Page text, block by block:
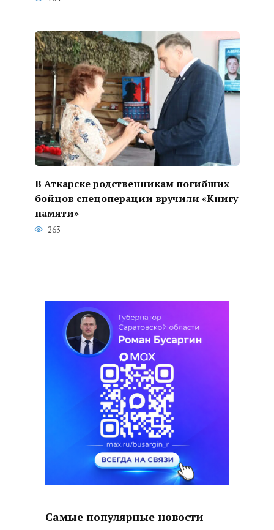
В Аткарске родственникам погибших
бойцов спецоперации вручили «Книгу
памяти»
263
Самые популярные новости